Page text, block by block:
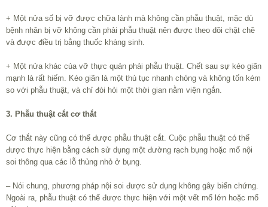
+ Một nửa số bị vỡ được chữa lành mà không cần phẫu thuật, mặc dù
bệnh nhân bị vỡ không cần phải phẫu thuật nên được theo dõi chặt chẽ
và được điều trị bằng thuốc kháng sinh.
+ Một nửa khác của vỡ thực quản phải phẫu thuật. Chết sau sự kéo giãn
mạnh là rất hiếm. Kéo giãn là một thủ tục nhanh chóng và không tốn kém
so với phẫu thuật, và chỉ đòi hỏi một thời gian nằm viện ngắn.
3. Phẫu thuật cắt cơ thắt
Cơ thắt này cũng có thể được phẫu thuật cắt. Cuộc phẫu thuật có thể
được thực hiện bằng cách sử dụng một đường rạch bụng hoặc mổ nội
soi thông qua các lỗ thủng nhỏ ở bụng.
– Nói chung, phương pháp nội soi được sử dụng không gây biến chứng.
Ngoài ra, phẫu thuật có thể được thực hiện với một vết mổ lớn hoặc mổ